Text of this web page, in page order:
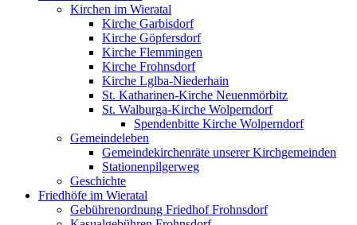
Kirchen im Wieratal
Kirche Garbisdorf
Kirche Göpfersdorf
Kirche Flemmingen
Kirche Frohnsdorf
Kirche Lglba-Niederhain
St. Katharinen-Kirche Neuenmörbitz
St. Walburga-Kirche Wolperndorf
Spendenbitte Kirche Wolperndorf
Gemeindeleben
Gemeindekirchenräte unserer Kirchgemeinden
Stationenpilgerweg
Geschichte
Friedhöfe im Wieratal
Gebührenordnung Friedhof Frohnsdorf